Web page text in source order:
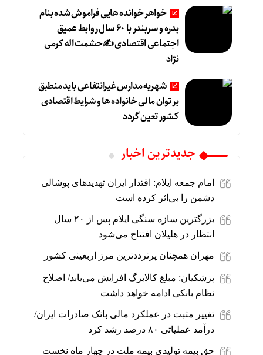
خواهر خوانده هایی فراموش شده بنام
بدره و سربندر با ۶۰ سال روابط عمیق
اجتماعی اقتصادی ✍حشمت اله کرمی
نژاد
شهریه مدارس غیرانتفاعی باید منطبق
بر توان مالی خانواده ها و شرایط اقتصادی
کشور تعین گردد
جديدترين اخبار
امام جمعه ایلام: اقتدار ایران تهدیدهای پوشالی
دشمن را بی‌اثر کرده است
بزرگترین سازه سنگی ایلام پس از ۲۰ سال
انتظار در هلیلان افتتاح می‌شود
مهران همچنان پرترددترین مرز اربعینی کشور
پزشکیان: مبلغ کالابرگ افزایش می‌یابد/ اصلاح
نظام بانکی ادامه خواهد داشت
تغییر مثبت در عملکرد مالی بانک صادرات ایران/
درآمد عملیاتی ۸۰ درصد رشد کرد
حق بیمه تولیدی بیمه ملت در چهار ماه نخست